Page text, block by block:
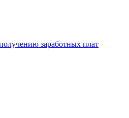
заработных плат